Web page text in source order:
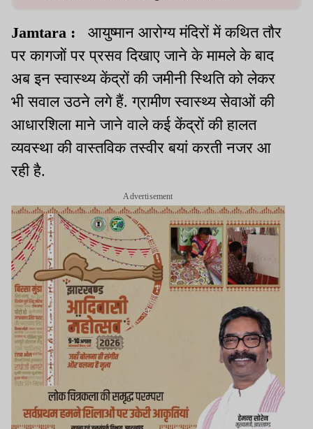
Jamtara : आयुष्मान आरोग्य मंदिरों में कथित तौर
पर कागजों पर प्रसव दिखाए जाने के मामले के बाद
अब इन स्वास्थ्य केंद्रों की जमीनी स्थिति को लेकर
भी सवाल उठने लगे हैं. ग्रामीण स्वास्थ्य सेवाओं की
आधारशिला माने जाने वाले कई केंद्रों की हालत
व्यवस्था की वास्तविक तस्वीर बयां करती नजर आ
रही है.
Advertisement